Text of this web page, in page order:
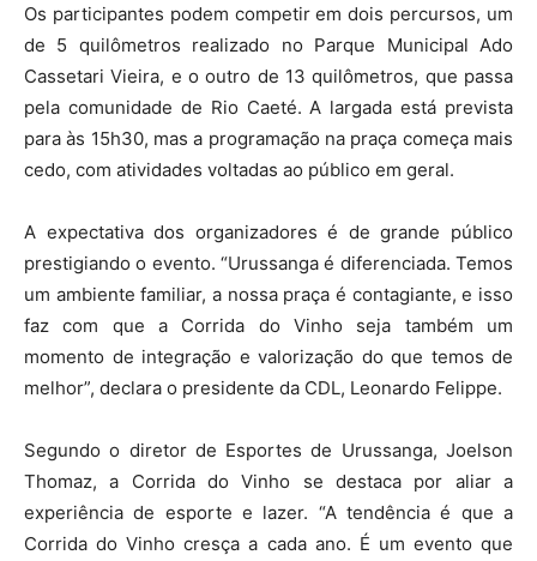
Os participantes podem competir em dois percursos, um
de 5 quilômetros realizado no Parque Municipal Ado
Cassetari Vieira, e o outro de 13 quilômetros, que passa
pela comunidade de Rio Caeté. A largada está prevista
para às 15h30, mas a programação na praça começa mais
cedo, com atividades voltadas ao público em geral.
A expectativa dos organizadores é de grande público
prestigiando o evento. “Urussanga é diferenciada. Temos
um ambiente familiar, a nossa praça é contagiante, e isso
faz com que a Corrida do Vinho seja também um
momento de integração e valorização do que temos de
melhor”, declara o presidente da CDL, Leonardo Felippe.
Segundo o diretor de Esportes de Urussanga, Joelson
Thomaz, a Corrida do Vinho se destaca por aliar a
experiência de esporte e lazer. “A tendência é que a
Corrida do Vinho cresça a cada ano. É um evento que